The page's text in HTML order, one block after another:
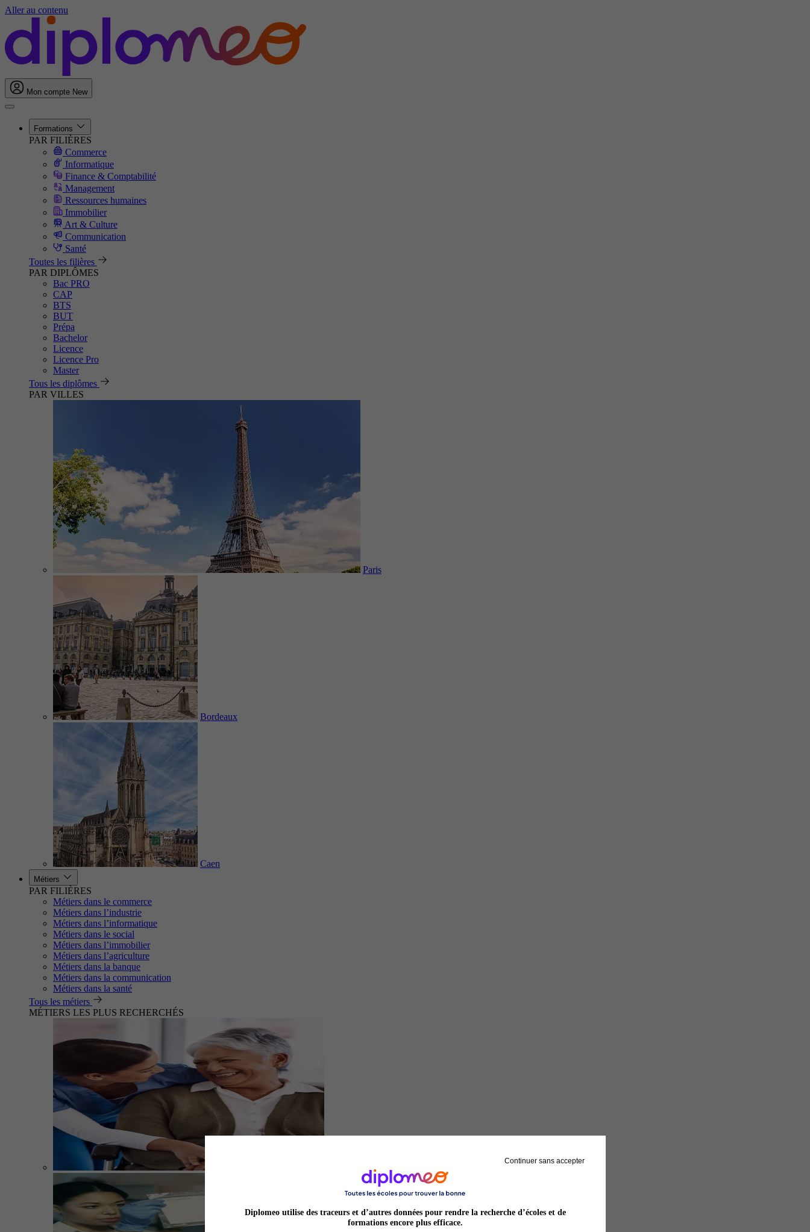
Aller au contenu
Mon compte New
Formations
PAR FILIÈRES
Commerce
Informatique
Finance & Comptabilité
Management
Ressources humaines
Immobilier
Art & Culture
Communication
Santé
Toutes les filières
PAR DIPLÔMES
Bac PRO
CAP
BTS
BUT
Prépa
Bachelor
Licence
Licence Pro
Master
Tous les diplômes
PAR VILLES
Paris
Bordeaux
Caen
Métiers
PAR FILIÈRES
Métiers dans le commerce
Métiers dans l’industrie
Métiers dans l’informatique
Métiers dans le social
Métiers dans l’immobilier
Métiers dans l’agriculture
Métiers dans la banque
Métiers dans la communication
Métiers dans la santé
Tous les métiers
MÉTIERS LES PLUS RECHERCHÉS
Sage-femme
Continuer sans accepter
Diplomeo utilise des traceurs et d’autres données pour rendre la recherche d’écoles et de
formations encore plus efficace.